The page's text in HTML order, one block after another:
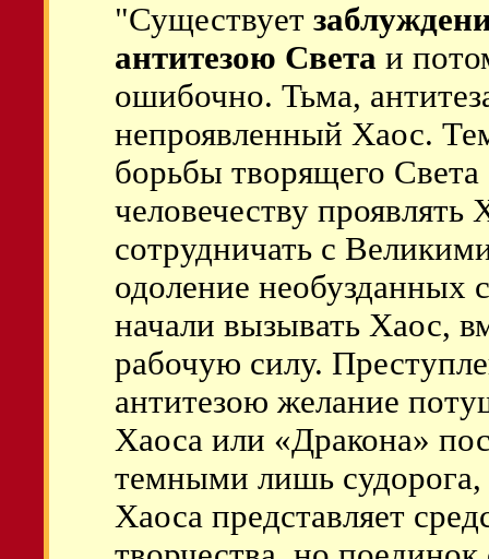
"Существует
антитезою Света и
ошибочно. Тьма,
непроявленный Хаос.
борьбы творящего
человечеству проявлять
сотрудничать с
одоление необузданных
начали вызывать Хаос,
рабочую силу.
антитезою желание
Хаоса или «Дракона»
темными лишь
Хаоса представляет